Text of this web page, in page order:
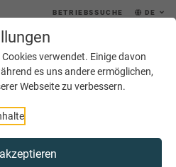
verwendet. Einige davon
es uns andere ermöglichen,
Webseite zu verbessern.
BETRIEBSSUCHE DE
MENÜ